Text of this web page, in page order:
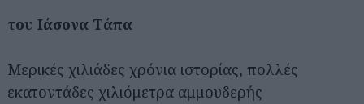
του Ιάσονα Τάπα
Μερικές χιλιάδες χρόνια ιστορίας, πολλές
εκατοντάδες χιλιόμετρα αμμουδερής